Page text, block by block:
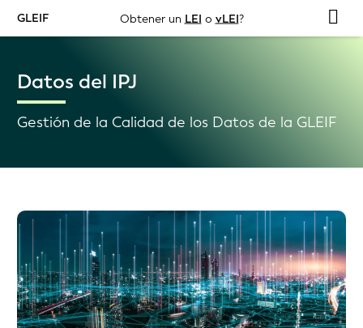
GLEIF Obtener un LEI o vLEI?
Datos del IPJ
Gestión de la Calidad de los Datos de la GLEIF